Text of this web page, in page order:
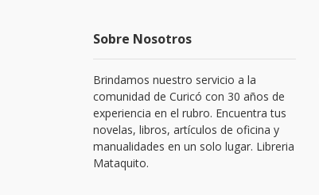
Sobre Nosotros
Brindamos nuestro servicio a la
comunidad de Curicó con 30 años de
experiencia en el rubro. Encuentra tus
novelas, libros, artículos de oficina y
manualidades en un solo lugar. Libreria
Mataquito.